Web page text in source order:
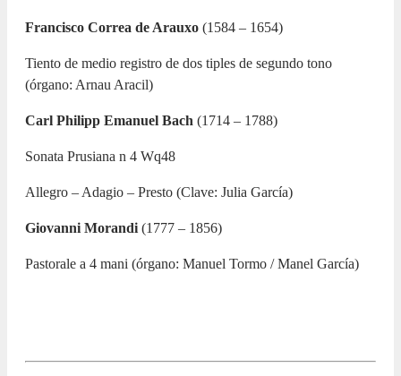
Francisco Correa de Arauxo (1584 – 1654)
Tiento de medio registro de dos tiples de segundo tono
(órgano: Arnau Aracil)
Carl Philipp Emanuel Bach (1714 – 1788)
Sonata Prusiana n 4 Wq48
Allegro – Adagio – Presto (Clave: Julia García)
Giovanni Morandi (1777 – 1856)
Pastorale a 4 mani (órgano: Manuel Tormo /Manel García)